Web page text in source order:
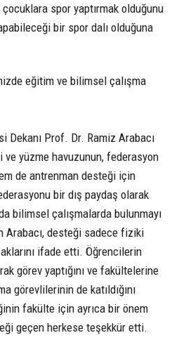
spor yaptırmak olduğunu
bir spor dalı olduğuna
eğitim ve bilimsel çalışma
Dekanı Prof. Dr. Ramiz Arabacı
yüzme havuzunun, federasyon
de antrenman desteği için
bir dış paydaş olarak
bilimsel çalışmalarda bulunmayı
Arabacı, desteği sadece fiziki
ifade etti. Öğrencilerin
görev yaptığını ve fakültelerine
görevlilerinin de katıldığını
fakülte için ayrıca bir önem
geçen herkese teşekkür etti.